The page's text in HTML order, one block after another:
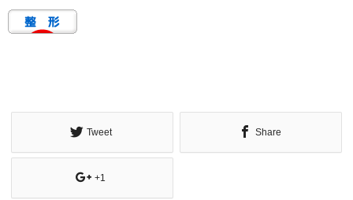
Tweet Share
+1